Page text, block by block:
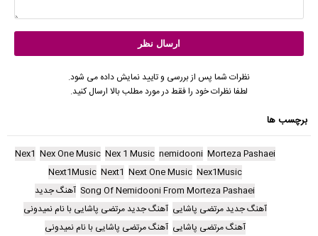
نظرات شما پس از بررسی و تایید نمایش داده می شود.
لطفا نظرات خود را فقط در مورد مطلب بالا ارسال کنید.
برچسب ها
Morteza Pashaei
nemidooni
Nex 1 Music
Nex One Music
Nex1
Nex1Music
Next One Music
Next1
Next1Music
Song Of Nemidooni From Morteza Pashaei آهنگ جدید
آهنگ جدید مرتضی پاشایی آهنگ جدید مرتضی پاشایی با نام نمیدونی
آهنگ مرتضی پاشایی آهنگ مرتضی پاشایی با نام نمیدونی